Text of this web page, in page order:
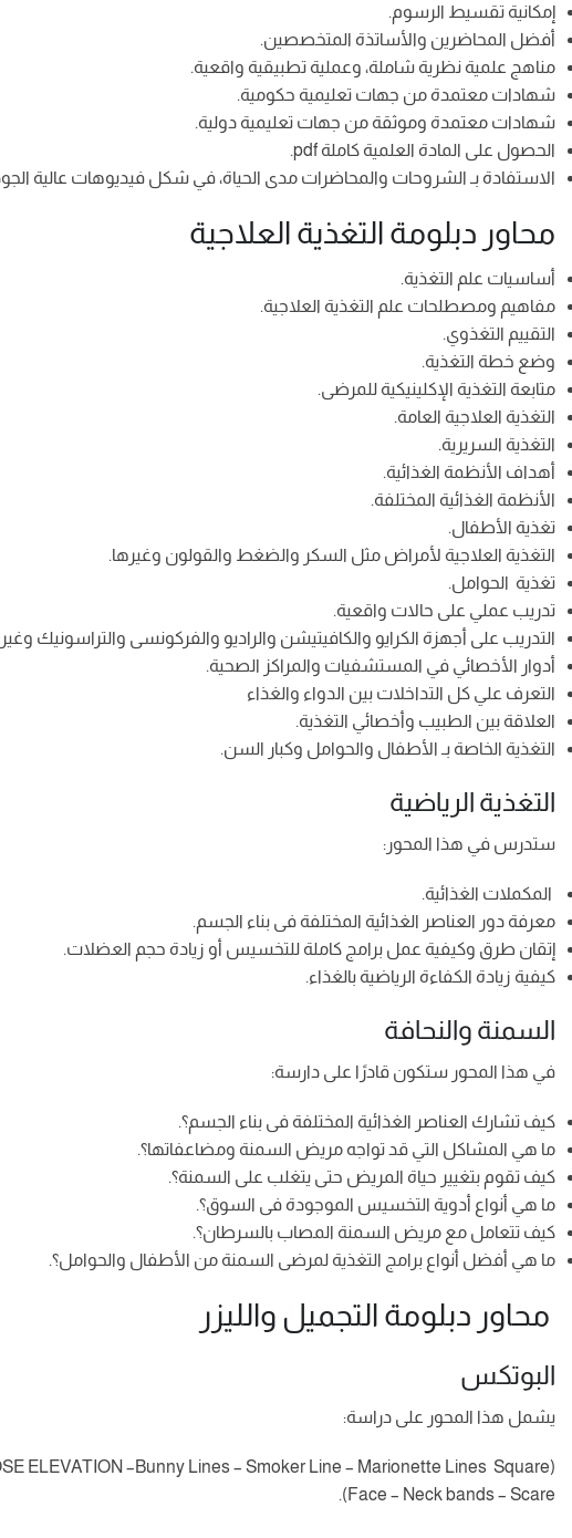
إمكانية تقسيط الرسوم.
أفضل المحاضرين والأساتذة المتخصصين.
مناهج علمية نظرية شاملة، وعملية تطبيقية واقعية.
شهادات معتمدة من جهات تعليمية حكومية.
شهادات معتمدة وموثقة من جهات تعليمية دولية.
الحصول على المادة العلمية كاملة pdf.
الاستفادة بـ الشروحات والمحاضرات مدى الحياة، في شكل فيديوهات عالية
محاور دبلومة التغذية العلاجية
أساسيات علم التغذية.
مفاهيم ومصطلحات علم التغذية العلاجية.
التقييم التغذوي.
وضع خطة التغذية.
متابعة التغذية الإكلينيكية للمرضى.
التغذية العلاجية العامة.
التغذية السريرية.
أهداف الأنظمة الغذائية.
الأنظمة الغذائية المختلفة.
تغذية الأطفال.
التغذية العلاجية لأمراض مثل السكر والضغط والقولون وغيرها.
تغذية الحوامل.
تدريب عملي على حالات واقعية.
التدريب على أجهزة الكرايو والكافيتيشن والراديو والفركونسى والتراسونيك
أدوار الأخصائي في المستشفيات والمراكز الصحية.
التعرف علي كل التداخلات بين الدواء والغذاء
العلاقة بين الطبيب وأخصائي التغذية.
التغذية الخاصة بـ الأطفال والحوامل وكبار السن.
التغذية الرياضية
ستدرس في هذا المحور:
المكملات الغذائية.
معرفة دور العناصر الغذائية المختلفة فى بناء الجسم.
إتقان طرق وكيفية عمل برامج كاملة للتخسيس أو زيادة حجم العضلات.
كيفية زيادة الكفاءة الرياضية بالغذاء.
السمنة والنحافة
في هذا المحور ستكون قادرًا على دارسة:
كيف تشارك العناصر الغذائية المختلفة فى بناء الجسم؟.
ما هي المشاكل التي قد تواجه مريض السمنة ومضاعفاتها؟.
كيف تقوم بتغيير حياة المريض حتى يتغلب على السمنة؟.
ما هي أنواع أدوية التخسيس الموجودة فى السوق؟.
كيف تتعامل مع مريض السمنة المصاب بالسرطان؟.
ما هي أفضل أنواع برامج التغذية لمرضى السمنة من الأطفال والحوامل؟.
محاور دبلومة التجميل والليزر
البوتكس
يشمل هذا المحور على دراسة:
ELEVATION –Bunny Lines – Smoker Line – Marionette Lines Square
Face – Neck bands – Scare).